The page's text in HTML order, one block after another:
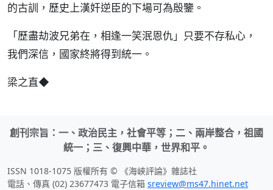
的古訓，歷史上漢奸逆臣的下場可為殷鑒。
「歷盡劫波兄弟在，相逢一笑泯恩仇」只要不存私心，
我們深信，國家終將得到統一。
梁之直◆
創刊宗旨：一、政治民主，社會平等；二、兩岸整合，祖國
統一；三、復興中華，世界和平。
ISSN 1018-1075 版權所有 © 《海峽評論》雜誌社
電話、傳真 (02) 23677473 電子信箱 sreview@ms47.hinet.net